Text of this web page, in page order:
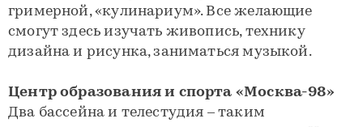
гримерной, «кулинариум». Все желающие
смогут здесь изучать живопись, технику
дизайна и рисунка, заниматься музыкой.
Центр образования и спорта «Москва-98»
Два бассейна и телестудия – таким